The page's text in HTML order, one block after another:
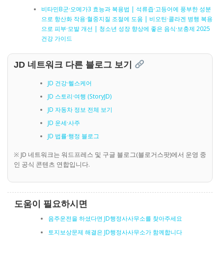
비타민B군·오메가3 효능과 복용법 | 석류즙·고등어에 풍부한 성분
으로 항산화 작용·혈중지질 조절에 도움 | 비오틴·콜라겐 병행 복용
으로 피부·모발 개선 | 청소년 성장 향상에 좋은 음식·보충제 2025
건강 가이드
JD 네트워크 다른 블로그 보기
JD 건강·헬스케어
JD 스토리·여행 (StoryJD)
JD 자동차 정보 전체 보기
JD 운세·사주
JD 법률·행정 블로그
※ JD 네트워크는 워드프레스 및 구글 블로그(블로거스팟)에서 운영 중
인 공식 콘텐츠 연합입니다.
도움이 필요하시면
음주운전을 하셨다면 JD행정사사무소를 찾아주세요
토지보상문제 해결은 JD행정사사무소가 함께합니다